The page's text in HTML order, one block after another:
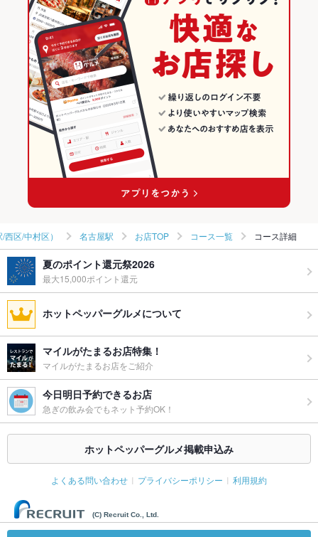
韓国料理
サムギョプサル
名古屋（名古屋駅/西区/中村区） × 韓国料理
名古屋（名古屋駅/西区/中村区） × サムギョプサル
名古屋駅 × 韓国料理
名古屋駅 × サムギョプサル
愛知 × 焼肉・ホルモン
愛知 × 焼肉
愛知 × 韓国料理
愛知 × サムギョプサル
名古屋（名古屋駅/西区/中村区）のグルメランキング
名古屋（名古屋駅/西区/中村区）の焼肉・ホルモンランキング
名古屋駅のグルメランキング
名古屋駅の焼肉・ホルモンランキング
区/中村区） 名古屋駅 お店TOP コース一覧 コース詳細
夏のポイント還元祭2026
最大15,000ポイント還元
ホットペッパーグルメについて
マイルがたまるお店特集！
マイルがたまるお店をご紹介
今日明日予約できるお店
急ぎの飲み会でもネット予約OK！
ホットペッパーグルメ掲載申込み
よくある問い合わせ プライバシーポリシー 利用規約
(C) Recruit Co., Ltd.